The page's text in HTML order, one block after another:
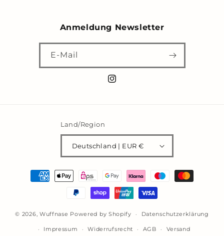
Anmeldung Newsletter
E-Mail
Instagram
Land/Region
Deutschland | EUR €
Zahlungsmethoden
© 2026, Wuffnase Powered by Shopify Datenschutzerklärung
Impressum Widerrufsrecht AGB Versand